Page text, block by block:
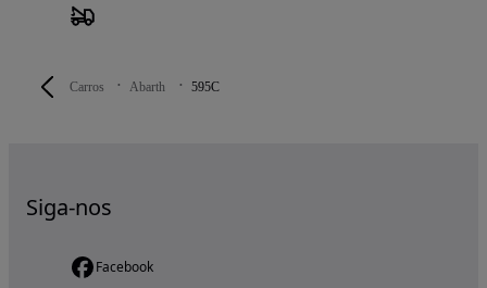
Carros Abarth 595C
Siga-nos
Facebook